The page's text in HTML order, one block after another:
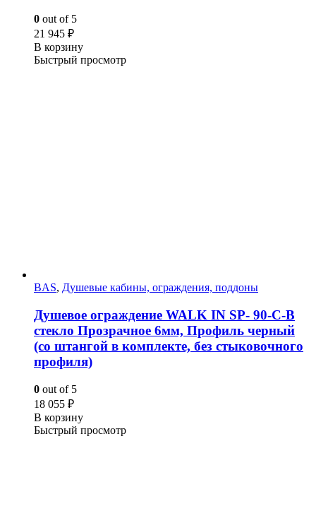
0 out of 5
21 945 ₽
В корзину
Быстрый просмотр
BAS, Душевые кабины, ограждения, поддоны
Душевое ограждение WALK IN SP- 90-C-B
стекло Прозрачное 6мм, Профиль черный
(со штангой в комплекте, без стыковочного
профиля)
0 out of 5
18 055 ₽
В корзину
Быстрый просмотр